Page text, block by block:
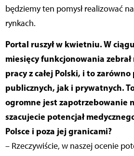
będziemy ten pomysł realizować
rynkach.
Portal ruszył w kwietniu. W
miesięcy funkcjonowania
pracy z całej Polski, i to
publicznych, jak i prywatnych.
ogromne jest zapotrzebowanie
szacujecie potencjał
Polsce i poza jej granicami?
– Rzeczywiście, w naszej ocenie